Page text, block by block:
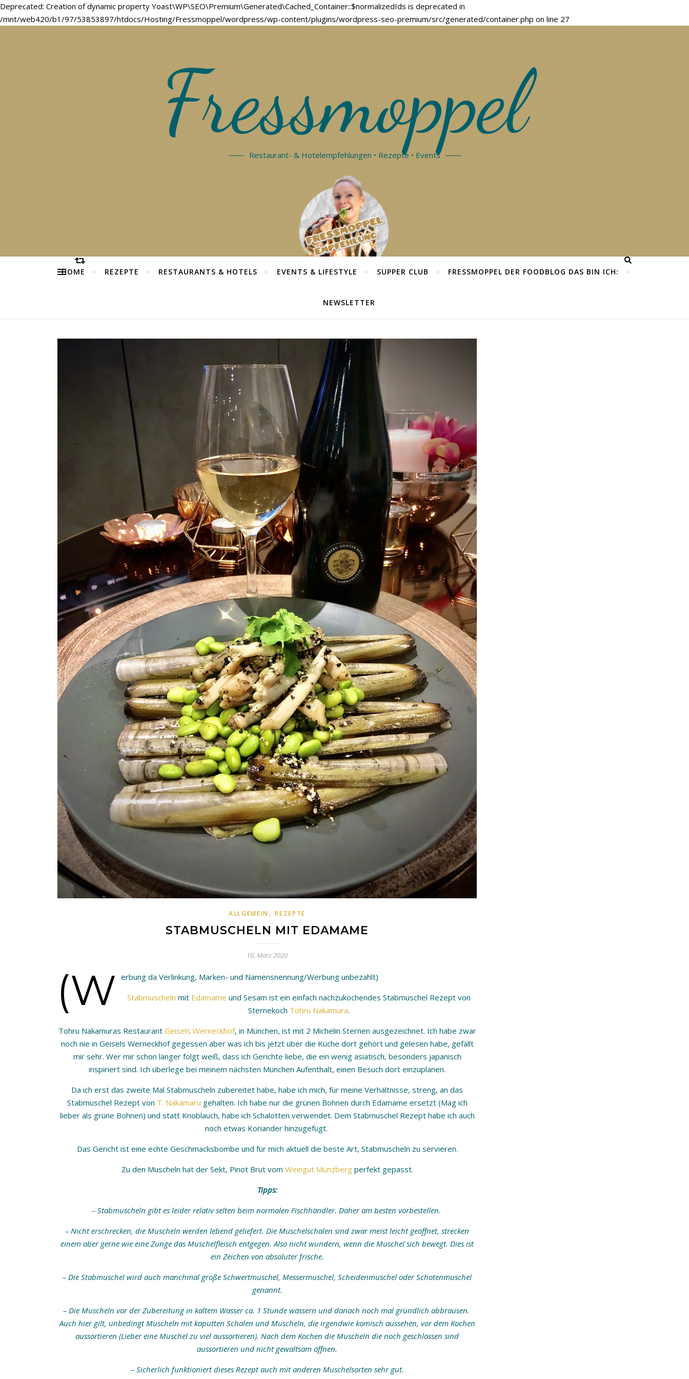
Deprecated: Creation of dynamic property Yoast\WP\SEO\Premium\Generated\Cached_Container::$normalizedIds is deprecated in
/mnt/web420/b1/97/53853897/htdocs/Hosting/Fressmoppel/wordpress/wp-content/plugins/wordpress-seo-premium/src/generated/container.php on line 27
Fressmoppel
Restaurant- & Hotelempfehlungen • Rezepte • Events
HOME REZEPTE RESTAURANTS & HOTELS EVENTS & LIFESTYLE SUPPER CLUB FRESSMOPPEL DER FOODBLOG DAS BIN ICH:
NEWSLETTER
ALLGEMEIN ,REZEPTE
STABMUSCHELN MIT EDAMAME
10. März 2020
(W erbung da Verlinkung, Marken- und Namensnennung/Werbung unbezahlt)
Stabmuscheln mit Edamame und Sesam ist ein einfach nachzukochendes Stabmuschel Rezept von
Sternekoch Tohru Nakamura.
Tohru Nakamuras Restaurant Geisels Werneckhof, in München, ist mit 2 Michelin Sternen ausgezeichnet. Ich habe zwar
noch nie in Geisels Werneckhof gegessen aber was ich bis jetzt über die Küche dort gehört und gelesen habe, gefällt
mir sehr. Wer mir schon länger folgt weiß, dass ich Gerichte liebe, die ein wenig asiatisch, besonders japanisch
inspiriert sind. Ich überlege bei meinem nächsten München Aufenthalt, einen Besuch dort einzuplanen.
Da ich erst das zweite Mal Stabmuscheln zubereitet habe, habe ich mich, für meine Verhältnisse, streng, an das
Stabmuschel Rezept von T. Nakamaru gehalten. Ich habe nur die grünen Bohnen durch Edamame ersetzt (Mag ich
lieber als grüne Bohnen) und statt Knoblauch, habe ich Schalotten verwendet. Dem Stabmuschel Rezept habe ich auch
noch etwas Koriander hinzugefügt.
Das Gericht ist eine echte Geschmacksbombe und für mich aktuell die beste Art, Stabmuscheln zu servieren.
Zu den Muscheln hat der Sekt, Pinot Brut vom Weingut Münzbergperfekt gepasst.
Tipps:
– Stabmuscheln gibt es leider relativ selten beim normalen Fischhändler. Daher am besten vorbestellen.
– Nicht erschrecken, die Muscheln werden lebend geliefert. Die Muschelschalen sind zwar meist leicht geöffnet, strecken
einem aber gerne wie eine Zunge das Muschelfleisch entgegen. Also nicht wundern, wenn die Muschel sich bewegt. Dies ist
ein Zeichen von absoluter frische.
– Die Stabmuschel wird auch manchmal große Schwertmuschel, Messermuschel, Scheidenmuschel oder Schotenmuschel
genannt.
– Die Muscheln vor der Zubereitung in kaltem Wasser ca. 1 Stunde wässern und danach noch mal gründlich abbrausen.
Auch hier gilt, unbedingt Muscheln mit kaputten Schalen und Muscheln, die irgendwie komisch aussehen, vor dem Kochen
aussortieren (Lieber eine Muschel zu viel aussortieren). Nach dem Kochen die Muscheln die noch geschlossen sind
aussortieren und nicht gewaltsam öffnen.
– Sicherlich funktioniert dieses Rezept auch mit anderen Muschelsorten sehr gut.